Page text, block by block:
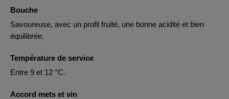
Bouche
Savoureuse, avec un profil fruité, une bonne acidité et bien
équilibrée.
Température de service
Entre 9 et 12 °C.
Accord mets et vin